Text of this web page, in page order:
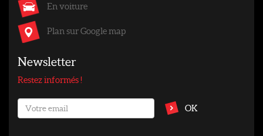
En voiture
Plan sur Google map
Newsletter
Restez informés !
OK